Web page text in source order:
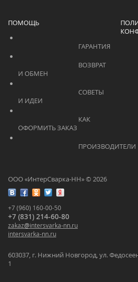
ООО «ИнтерСварка-НН» © 2026
+7 (960) 160-00-50
+7 (831) 214-60-80
zakaz@intersvarka-nn.ru
intersvarka-nn.ru
603037, г. Нижний Новгород, ул.
1
ПОМОЩЬ